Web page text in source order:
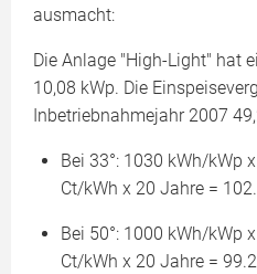
ausmacht:
Die Anlage "High-Light" hat
10,08 kWp. Die
Inbetriebnahmejahr 2007
Bei 33°: 1030 kWh/kWp
Ct/kWh x 20 Jahre =
Bei 50°: 1000 kWh/kWp
Ct/kWh x 20 Jahre =